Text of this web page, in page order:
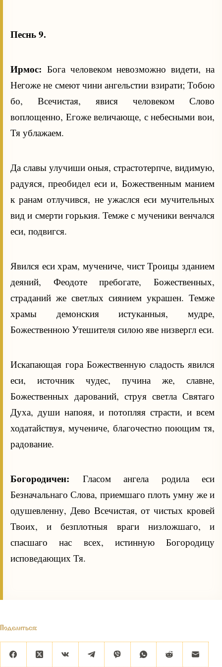
Песнь 9.
Ирмос: Бога человеком невозможно видети, на
Негоже не смеют чини ангельстии взирати; Тобою
бо, Всечистая, явися человеком Слово
воплощенно, Егоже величающе, с небесными вои,
Тя ублажаем.
Да славы улучиши оныя, страстотерпче, видимую,
радуяся, преобидел еси и, Божественным манием
к ранам отлучився, не ужаслся еси мучительных
вид и смерти горькия. Темже с мученики венчался
еси, подвигся.
Явился еси храм, мучениче, чист Троицы зданием
деяний, Феодоте пребогате, Божественных,
страданий же светлых сиянием украшен. Темже
храмы демонския истуканныя, мудре,
Божественною Утешителя силою яве низвергл еси.
Искапающая гора Божественную сладость явился
еси, источник чудес, пучина же, славне,
Божественных дарований, струя светла Святаго
Духа, души напояя, и потопляя страсти, и всем
ходатайствуя, мучениче, благочестно поющим тя,
радование.
Богородичен: Гласом ангела родила еси
Безначальнаго Слова, приемшаго плоть умну же и
одушевленну, Дево Всечистая, от чистых кровей
Твоих, и безплотныя враги низложшаго, и
спасшаго нас всех, истинную Богородицу
исповедающих Тя.
Поделиться: